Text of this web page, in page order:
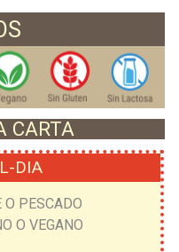
CARTA
DIA
O PESCADO
O VEGANO